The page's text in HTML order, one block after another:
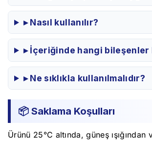
▸ Nasıl kullanılır?
▸ İçeriğinde hangi bileşenler
▸ Ne sıklıkla kullanılmalıdır?
📦 Saklama Koşulları
Ürünü 25°C altında, güneş